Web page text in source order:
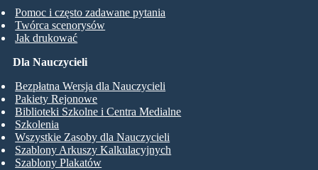
Pomoc i często zadawane pytania
Twórca scenorysów
Jak drukować
Dla Nauczycieli
Bezpłatna Wersja dla Nauczycieli
Pakiety Rejonowe
Biblioteki Szkolne i Centra Medialne
Szkolenia
Wszystkie Zasoby dla Nauczycieli
Szablony Arkuszy Kalkulacyjnych
Szablony Plakatów